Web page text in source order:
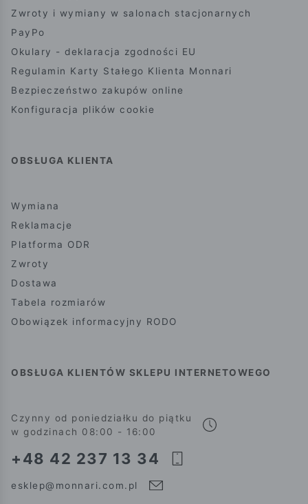
Zwroty i wymiany w salonach stacjonarnych
PayPo
Okulary - deklaracja zgodności EU
Regulamin Karty Stałego Klienta Monnari
Bezpieczeństwo zakupów online
Konfiguracja plików cookie
OBSŁUGA KLIENTA
Wymiana
Reklamacje
Platforma ODR
Zwroty
Dostawa
Tabela rozmiarów
Obowiązek informacyjny RODO
OBSŁUGA KLIENTÓW SKLEPU INTERNETOWEGO
Czynny od poniedziałku do piątku
w godzinach 08:00 - 16:00
+48 42 237 13 34
esklep@monnari.com.pl